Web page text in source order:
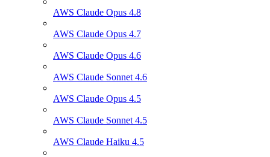
AWS Claude Opus 4.8
AWS Claude Opus 4.7
AWS Claude Opus 4.6
AWS Claude Sonnet 4.6
AWS Claude Opus 4.5
AWS Claude Sonnet 4.5
AWS Claude Haiku 4.5